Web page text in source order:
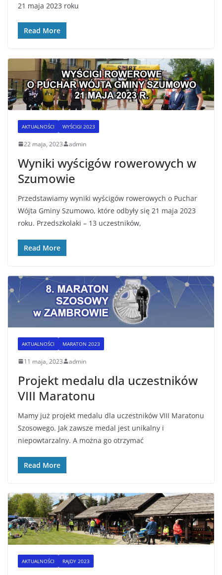
21 maja 2023 roku
Read More
AKTUALNOŚCI WYŚCIGI 2023
22 maja, 2023 admin
Wyniki wyścigów rowerowych w
Szumowie
Przedstawiamy wyniki wyścigów rowerowych o Puchar
Wójta Gminy Szumowo, które odbyły się 21 maja 2023
roku. Przedszkolaki – 13 uczestników,
Read More
AKTUALNOŚCI MARATON 2023
11 maja, 2023 admin
Projekt medalu dla uczestników
VIII Maratonu
Mamy już projekt medalu dla uczestników VIII Maratonu
Szosowego. Jak zawsze medal jest unikalny i
niepowtarzalny. A można go otrzymać
Read More
AKTUALNOŚCI RAJDY 2023